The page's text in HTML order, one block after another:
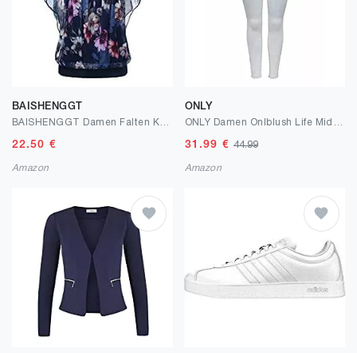
BAISHENGGT
22.50 €
Amazon
ONLY
31.99 € 44.99
Amazon